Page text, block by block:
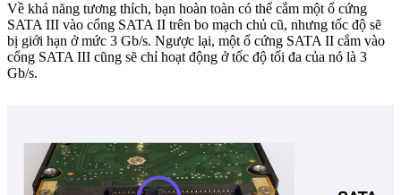
Về khả năng tương thích, bạn hoàn toàn có thể cắm một ổ cứng
SATA III vào cổng SATA II trên bo mạch chủ cũ, nhưng tốc độ sẽ
bị giới hạn ở mức 3 Gb/s. Ngược lại, một ổ cứng SATA II cắm vào
cổng SATA III cũng sẽ chỉ hoạt động ở tốc độ tối đa của nó là 3
Gb/s.